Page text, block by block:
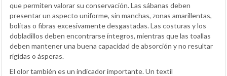
que permiten valorar su conservación. Las sábanas deben
presentar un aspecto uniforme, sin manchas, zonas amarillentas,
bolitas o fibras excesivamente desgastadas. Las costuras y los
dobladillos deben encontrarse íntegros, mientras que las toallas
deben mantener una buena capacidad de absorción y no resultar
rígidas o ásperas.
El olor también es un indicador importante. Un textil